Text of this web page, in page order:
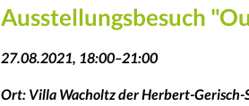
Ausstellungsbesuch
27.08.2021, 18:00–21:00
Ort: Villa Wacholtz der Herbert-